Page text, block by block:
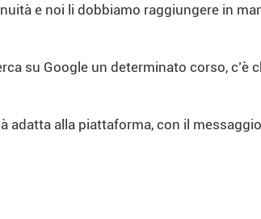
e noi li dobbiamo raggiungere in
su Google un determinato corso, c’è
alla piattaforma, con il